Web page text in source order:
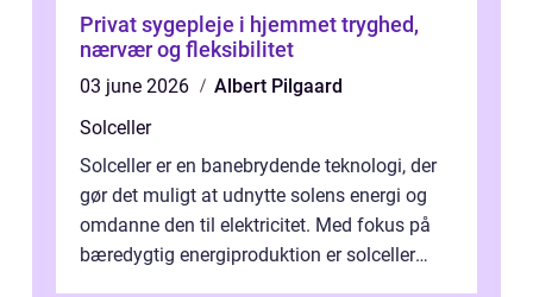
Privat sygepleje i hjemmet tryghed,
nærvær og fleksibilitet
03 june 2026
Albert Pilgaard
Solceller
Solceller er en banebrydende teknologi, der
gør det muligt at udnytte solens energi og
omdanne den til elektricitet. Med fokus på
bæredygtig energiproduktion er solceller